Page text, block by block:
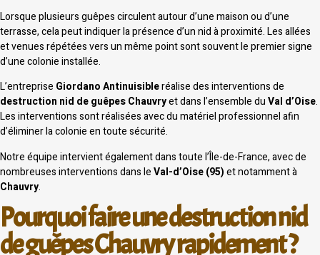
Lorsque plusieurs guêpes circulent autour d’une maison ou d’une
terrasse, cela peut indiquer la présence d’un nid à proximité. Les allées
et venues répétées vers un même point sont souvent le premier signe
d’une colonie installée.
L’entreprise Giordano Antinuisibleréalise des interventions de
destruction nid de guêpes Chauvryet dans l’ensemble duVal d’Oise.
Les interventions sont réalisées avec du matériel professionnel afin
d’éliminer la colonie en toute sécurité.
Notre équipe intervient également dans toute l’Île-de-France, avec de
nombreuses interventions dans leVal-d’Oise (95)et notamment à
Chauvry.
Pourquoi faire une destruction nid
de guêpes Chauvry rapidement ?